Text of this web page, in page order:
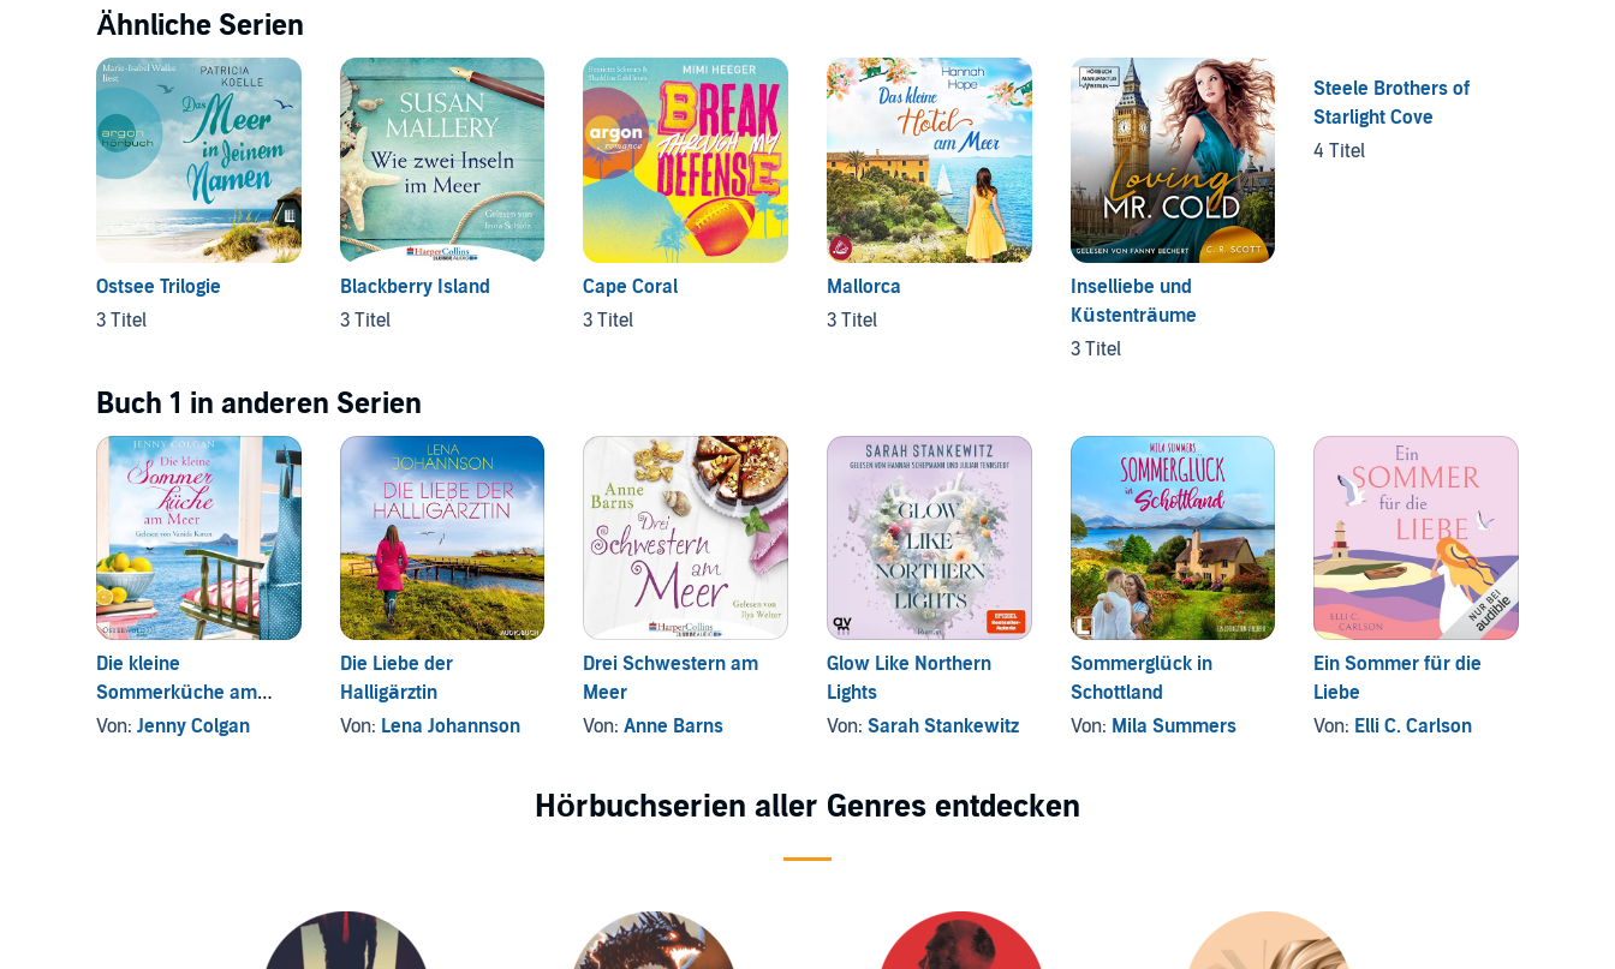
Ähnliche Serien
Ostsee Trilogie
3 Titel
Blackberry Island
3 Titel
Cape Coral
3 Titel
Mallorca
3 Titel
Inselliebe und
Küstenträume
3 Titel
Steele Brothers of
Starlight Cove
4 Titel
Buch 1 in anderen Serien
Die kleine
Sommerküche am
Meer
Von: Jenny Colgan
Die Liebe der
Halligärztin
Von: Lena Johannson
Drei Schwestern am
Meer
Von:Anne Barns
Glow Like Northern
Lights
Von: Sarah Stankewitz
Sommerglück in
Schottland
Von: Mila Summers
Ein Sommer für die
Liebe
Von: Elli C. Carlson
Hörbuchserien aller Genres entdecken